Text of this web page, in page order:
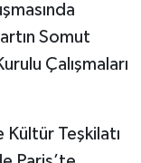
Somut
Çalışmaları
Teşkilatı